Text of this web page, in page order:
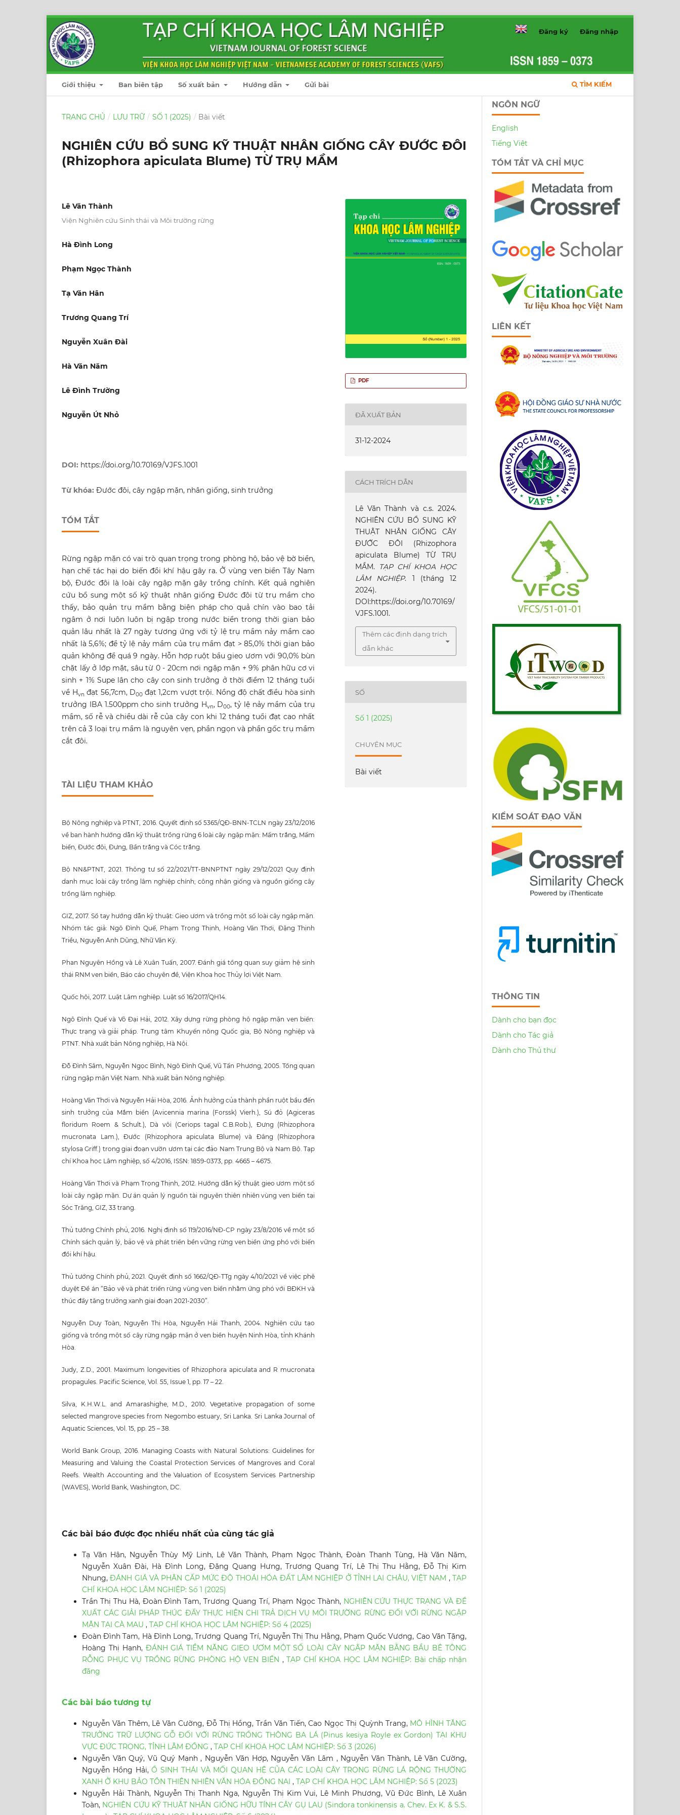
Giới thiệu Ban biên tập Số xuất bản Hướng dẫn Gửi bài TÌM KIẾM
Đăng ký Đăng nhập
TRANG CHỦ / LƯU TRỮ / SỐ 1 (2025) / Bài viết
NGHIÊN CỨU BỔ SUNG KỸ THUẬT NHÂN GIỐNG CÂY ĐƯỚC ĐÔI
(Rhizophora apiculata Blume) TỪ TRỤ MẦM
Lê Văn Thành
Viện Nghiên cứu Sinh thái và Môi trường rừng
Hà Đình Long
Phạm Ngọc Thành
Tạ Văn Hân
Trương Quang Trí
Nguyễn Xuân Đài
Hà Văn Năm
Lê Đình Trường
Nguyễn Út Nhỏ
DOI: https://doi.org/10.70169/VJFS.1001
Từ khóa: Đước đôi, cây ngập mặn, nhân giống, sinh trưởng
TÓM TẮT
Rừng ngập mặn có vai trò quan trọng trong phòng hộ, bảo vệ bờ biển,
hạn chế tác hại do biến đổi khí hậu gây ra. Ở vùng ven biển Tây Nam
bộ, Đước đôi là loài cây ngập mặn gây trồng chính. Kết quả nghiên
cứu bổ sung một số kỹ thuật nhân giống Đước đôi từ trụ mầm cho
thấy, bảo quản trụ mầm bằng biện pháp cho quả chín vào bao tải
ngâm ở nơi luôn luôn bị ngập trong nước biển trong thời gian bảo
quản lâu nhất là 27 ngày tương ứng với tỷ lệ trụ mầm nảy mầm cao
nhất là 5,6%; để tỷ lệ nảy mầm của trụ mầm đạt > 85,0% thời gian bảo
quản không để quá 9 ngày. Hỗn hợp ruột bầu gieo ươm với 90,0% bùn
chặt lấy ở lớp mặt, sâu từ 0 - 20cm nơi ngập mặn + 9% phân hữu cơ vi
sinh + 1% Supe lân cho cây con sinh trưởng ở thời điểm 12 tháng tuổi
về Hvn đạt 56,7cm, D00 đạt 1,2cm vượt trội. Nồng độ chất điều hòa sinh
trưởng IBA 1.500ppm cho sinh trưởng Hvn, D00, tỷ lệ nảy mầm của trụ
mầm, số rễ và chiều dài rễ của cây con khi 12 tháng tuổi đạt cao nhất
trên cả 3 loại trụ mầm là nguyên vẹn, phần ngọn và phần gốc trụ mầm
cắt đôi.
TÀI LIỆU THAM KHẢO
Bộ Nông nghiệp và PTNT, 2016. Quyết định số 5365/QĐ-BNN-TCLN ngày 23/12/2016
về ban hành hướng dẫn kỹ thuật trồng rừng 6 loài cây ngập mặn: Mấm trắng, Mấm
biển, Đước đôi, Đưng, Bần trắng và Cóc trắng.
Bộ NN&PTNT, 2021. Thông tư số 22/2021/TT-BNNPTNT ngày 29/12/2021 Quy định
danh mục loài cây trồng lâm nghiệp chính; công nhận giống và nguồn giống cây
trồng lâm nghiệp.
GIZ, 2017. Sổ tay hướng dẫn kỹ thuật: Gieo ươm và trồng một số loài cây ngập mặn.
Nhóm tác giả: Ngô Đình Quế, Phạm Trọng Thịnh, Hoàng Văn Thơi, Đặng Thịnh
Triều, Nguyễn Anh Dũng, Nhữ Văn Kỳ.
Phan Nguyên Hồng và Lê Xuân Tuấn, 2007. Đánh giá tổng quan suy giảm hệ sinh
thái RNM ven biển, Báo cáo chuyên đề, Viện Khoa học Thủy lợi Việt Nam.
Quốc hội, 2017. Luật Lâm nghiệp. Luật số 16/2017/QH14.
Ngô Đình Quế và Võ Đại Hải, 2012. Xây dựng rừng phòng hộ ngập mặn ven biển:
Thực trạng và giải pháp. Trung tâm Khuyến nông Quốc gia, Bộ Nông nghiệp và
PTNT. Nhà xuất bản Nông nghiệp, Hà Nội.
Đỗ Đình Sâm, Nguyễn Ngọc Bình, Ngô Đình Quế, Vũ Tấn Phương, 2005. Tổng quan
rừng ngập mặn Việt Nam. Nhà xuất bản Nông nghiệp.
Hoàng Văn Thơi và Nguyễn Hải Hòa, 2016. Ảnh hưởng của thành phần ruột bầu đến
sinh trưởng của Mắm biển (Avicennia marina (Forssk) Vierh.), Sú đỏ (Agiceras
floridum Roem & Schult.), Dà vôi (Ceriops tagal C.B.Rob.), Đưng (Rhizophora
mucronata Lam.), Đước (Rhizophora apiculata Blume) và Đâng (Rhizophora
stylosa Griff.) trong giai đoạn vườn ươm tại các đảo Nam Trung Bộ và Nam Bộ. Tạp
chí Khoa học Lâm nghiệp, số 4/2016, ISSN: 1859-0373, pp. 4665 – 4675.
Hoàng Văn Thơi và Phạm Trọng Thịnh, 2012. Hướng dẫn kỹ thuật gieo ươm một số
loài cây ngập mặn. Dự án quản lý nguồn tài nguyên thiên nhiên vùng ven biển tại
Sóc Trăng, GIZ, 33 trang.
Thủ tướng Chính phủ, 2016. Nghị định số 119/2016/NĐ-CP ngày 23/8/2016 về một số
Chính sách quản lý, bảo vệ và phát triển bền vững rừng ven biển ứng phó với biến
đổi khí hậu.
Thủ tướng Chính phủ, 2021. Quyết định số 1662/QĐ-TTg ngày 4/10/2021 về việc phê
duyệt Đề án “Bảo vệ và phát triển rừng vùng ven biển nhằm ứng phó với BĐKH và
thúc đẩy tăng trưởng xanh giai đoạn 2021-2030”.
Nguyễn Duy Toàn, Nguyễn Thị Hòa, Nguyễn Hải Thanh, 2004. Nghiên cứu tạo
giống và trồng một số cây rừng ngập mặn ở ven biển huyện Ninh Hòa, tỉnh Khánh
Hòa.
Judy, Z.D., 2001. Maximum longevities of Rhizophora apiculata and R mucronata
propagules. Pacific Science, Vol. 55, Issue 1, pp. 17 – 22.
Silva, K.H.W.L. and Amarashighe, M.D., 2010. Vegetative propagation of some
selected mangrove species from Negombo estuary, Sri Lanka. Sri Lanka Journal of
Aquatic Sciences, Vol. 15, pp. 25 – 38.
World Bank Group, 2016. Managing Coasts with Natural Solutions: Guidelines for
Measuring and Valuing the Coastal Protection Services of Mangroves and Coral
Reefs. Wealth Accounting and the Valuation of Ecosystem Services Partnership
(WAVES), World Bank, Washington, DC.
PDF
ĐÃ XUẤT BẢN
31-12-2024
CÁCH TRÍCH DẪN
Lê Văn Thành và c.s. 2024.
NGHIÊN CỨU BỔ SUNG KỸ
THUẬT NHÂN GIỐNG CÂY
ĐƯỚC ĐÔI (Rhizophora
apiculata Blume) TỪ TRỤ
MẦM.
TẠP CHÍ KHOA HỌC
LÂM NGHIỆP. 1 (tháng 12
2024).
DOI:https://doi.org/10.70169/
VJFS.1001.
Thêm các định dạng trích
dẫn khác
SỐ
Số 1 (2025)
CHUYÊN MỤC
Bài viết
Các bài báo được đọc nhiều nhất của cùng tác giả
Tạ Văn Hân, Nguyễn Thùy Mỹ Linh, Lê Văn Thành, Phạm Ngọc Thành, Đoàn Thanh Tùng, Hà Văn Năm,
Nguyễn Xuân Đài, Hà Đình Long, Đặng Quang Hưng, Trương Quang Trí, Lê Thị Thu Hằng, Đỗ Thị Kim
Nhung,ĐÁNH GIÁ VÀ PHÂN CẤP MỨC ĐỘ THOÁI HÓA ĐẤT LÂM NGHIỆP Ở TỈNH LAI CHÂU, VIỆT NAM ,TẠP
CHÍ KHOA HỌC LÂM NGHIỆP: Số 1 (2025)
Trần Thị Thu Hà, Đoàn Đình Tam, Trương Quang Trí, Phạm Ngọc Thành, NGHIÊN CỨU THỰC TRẠNG VÀ ĐỀ
XUẤT CÁC GIẢI PHÁP THÚC ĐẨY THỰC HIỆN CHI TRẢ DỊCH VỤ MÔI TRƯỜNG RỪNG ĐỐI VỚI RỪNG NGẬP
MẶN TẠI CÀ MAU , TẠP CHÍ KHOA HỌC LÂM NGHIỆP: Số 4 (2025)
Đoàn Đình Tam, Hà Đình Long, Trương Quang Trí, Nguyễn Thị Thu Hằng, Phạm Quốc Vương, Cao Văn Tặng,
Hoàng Thị Hạnh, ĐÁNH GIÁ TIỀM NĂNG GIEO ƯƠM MỘT SỐ LOÀI CÂY NGẬP MẶN BẰNG BẦU BÊ TÔNG
RỖNG PHỤC VỤ TRỒNG RỪNG PHÒNG HỘ VEN BIỂN ,TẠP CHÍ KHOA HỌC LÂM NGHIỆP: Bài chấp nhận
đăng
Các bài báo tương tự
Nguyễn Văn Thêm, Lê Văn Cường, Đỗ Thị Hồng, Trần Văn Tiến, Cao Ngọc Thị Quỳnh Trang, MÔ HÌNH TĂNG
TRƯỞNG TRỮ LƯỢNG GỖ ĐỐI VỚI RỪNG TRỒNG THÔNG BA LÁ (Pinus kesiya Royle ex Gordon) TẠI KHU
VỰC ĐỨC TRỌNG, TỈNH LÂM ĐỒNG , TẠP CHÍ KHOA HỌC LÂM NGHIỆP: Số 3 (2026)
Nguyễn Văn Quý, Vũ Quý Mạnh , Nguyễn Văn Hợp, Nguyễn Văn Lâm , Nguyễn Văn Thành, Lê Văn Cường,
Nguyễn Hồng Hải,Ổ SINH THÁI VÀ MỐI QUAN HỆ CỦA CÁC LOÀI CÂY TRONG RỪNG LÁ RỘNG THƯỜNG
XANH Ở KHU BẢO TỒN THIÊN NHIÊN VĂN HÓA ĐỒNG NAI , TẠP CHÍ KHOA HỌC LÂM NGHIỆP: Số 5 (2023)
Nguyễn Hải Thành, Nguyễn Thị Thanh Nga, Nguyễn Thị Kim Vui, Lê Minh Phương, Vũ Đức Bình, Lê Xuân
Toàn, NGHIÊN CỨU KỸ THUẬT NHÂN GIỐNG HỮU TÍNH CÂY GỤ LAU (Sindora tonkinensis a. Chev. Ex K. & S.S.
NGÔN NGỮ
English
Tiếng Việt
TÓM TẮT VÀ CHỈ MỤC
LIÊN KẾT
KIỂM SOÁT ĐẠO VĂN
THÔNG TIN
Dành cho bạn đọc
Dành cho Tác giả
Dành cho Thủ thư